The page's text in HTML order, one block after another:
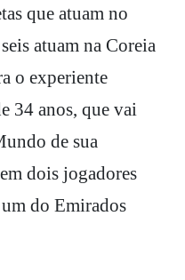
que atuam no
atuam na Coreia
o experiente
34 anos, que vai
de sua
dois jogadores
do Emirados